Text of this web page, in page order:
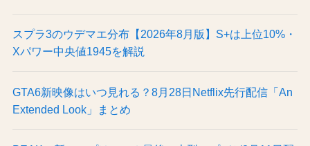
スプラ3のウデマエ分布【2026年8月版】S+は上位10%・
Xパワー中央値1945を解説
GTA6新映像はいつ見れる？8月28日Netflix先行配信「An
Extended Look」まとめ